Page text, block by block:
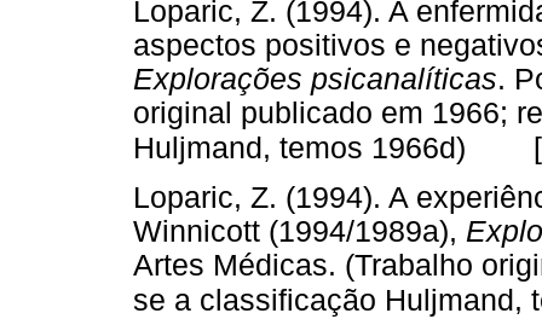
Loparic, Z. (1994). A
aspectos positivos e
Explorações psicanalíticas.
original publicado em 1966;
Huljmand, temos 1966d)
Loparic, Z. (1994). A
Winnicott (1994/1989a),
Artes Médicas. (Trabalho
se a classificação Huljmand,